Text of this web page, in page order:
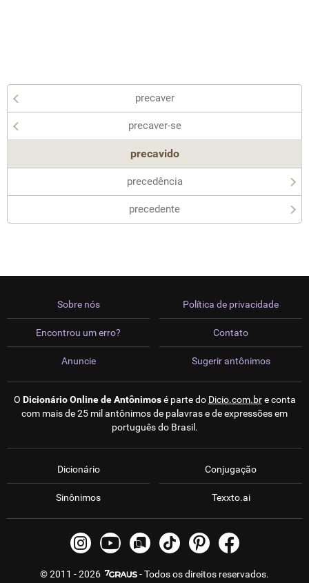
precaver
precaver-se
precavido
precedência
precedente
Sobre nós
Encontrou um erro?
Anuncie
Política de privacidade
Contato
Sugerir antônimos
O Dicionário Online de Antônimosé parte do Dicio.com.bre conta
com mais de 25 mil antônimos de palavras e de expressões em
português do Brasil.
Dicionário
Sinônimos
Conjugação
Texxto.ai
© 2011 - 2026 - Todos os direitos reservados.